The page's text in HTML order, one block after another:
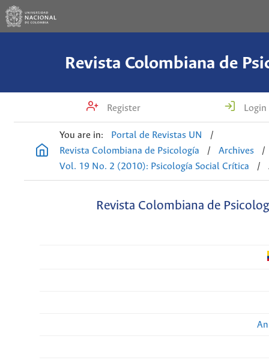
Revista Colombiana de
Register Login
You are in: Portal de Revistas UN
/
Revista Colombiana de Psicología
/ Archives
/
Vol. 19 No. 2 (2010): Psicología Social Crítica
/
Revista Colombiana de